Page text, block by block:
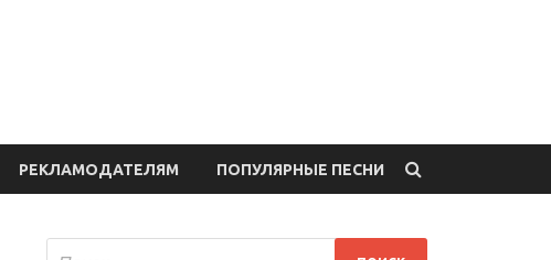
РЕКЛАМОДАТЕЛЯМ ПОПУЛЯРНЫЕ ПЕСНИ